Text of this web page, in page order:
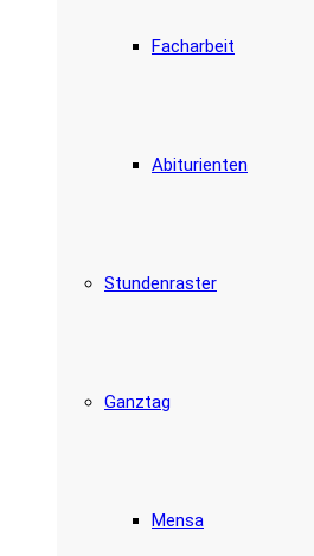
Facharbeit
Abiturienten
Stundenraster
Ganztag
Mensa